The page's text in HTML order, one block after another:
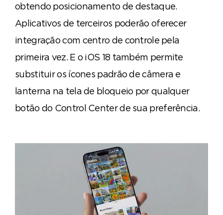
obtendo posicionamento de destaque.
Aplicativos de terceiros poderão oferecer
integração com centro de controle pela
primeira vez. E o iOS 18 também permite
substituir os ícones padrão de câmera e
lanterna na tela de bloqueio por qualquer
botão do Control Center de sua preferência.